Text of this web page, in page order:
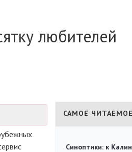
любителей
САМОЕ
Синоптики: к